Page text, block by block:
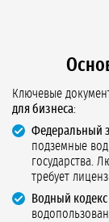
Ключевые
для бизнеса:
Федеральный
подземные
государства.
требует
Водный